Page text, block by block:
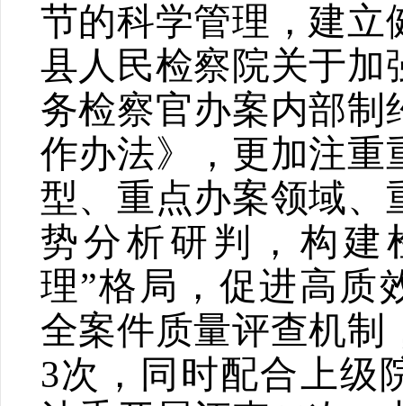
节的科学管理，建立
县人民检察院关于加
务检察官办案内部制
作办法》，更加注重
型、重点办案领域、
势分析研判，构建
理”格局，促进高质
全案件质量评查机制
3次，同时配合上级